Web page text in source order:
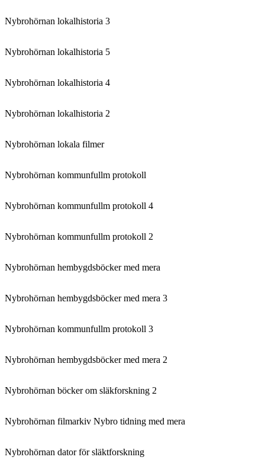
Nybrohörnan lokalhistoria 3
Nybrohörnan lokalhistoria 5
Nybrohörnan lokalhistoria 4
Nybrohörnan lokalhistoria 2
Nybrohörnan lokala filmer
Nybrohörnan kommunfullm protokoll
Nybrohörnan kommunfullm protokoll 4
Nybrohörnan kommunfullm protokoll 2
Nybrohörnan hembygdsböcker med mera
Nybrohörnan hembygdsböcker med mera 3
Nybrohörnan kommunfullm protokoll 3
Nybrohörnan hembygdsböcker med mera 2
Nybrohörnan böcker om släkforskning 2
Nybrohörnan filmarkiv Nybro tidning med mera
Nybrohörnan dator för släktforskning